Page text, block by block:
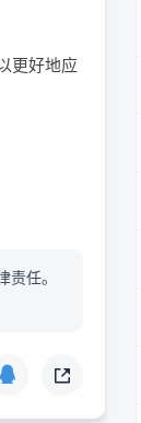
更好地应
任。